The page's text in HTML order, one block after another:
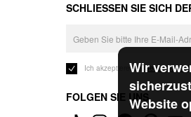
Wir
Website
SCHLIESSEN SIE SICH
Ich akzeptiere die
FOLGEN SIE UNS